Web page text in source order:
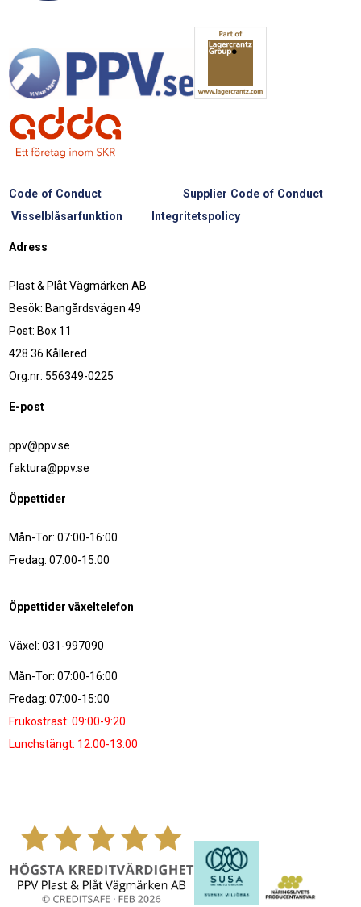
Code of Conduct
Supplier Code of Conduct
Visselblåsarfunktion
Integritetspolicy
Adress
Plast & Plåt Vägmärken AB
Besök: Bangårdsvägen 49
Post: Box 11
428 36 Kållered
Org.nr: 556349-0225
E-post
ppv@ppv.se
faktura@ppv.se
Öppettider
Mån-Tor: 07:00-16:00
Fredag: 07:00-15:00
Öppettider växeltelefon
Växel: 031-997090
Mån-Tor: 07:00-16:00
Fredag: 07:00-15:00
Frukostrast: 09:00-9:20
Lunchstängt: 12:00-13:00